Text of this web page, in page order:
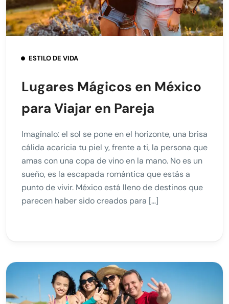
ESTILO DE VIDA
Lugares Mágicos en México
para Viajar en Pareja
Imagínalo: el sol se pone en el horizonte, una brisa
cálida acaricia tu piel y, frente a ti, la persona que
amas con una copa de vino en la mano. No es un
sueño, es la escapada romántica que estás a
punto de vivir. México está lleno de destinos que
parecen haber sido creados para […]